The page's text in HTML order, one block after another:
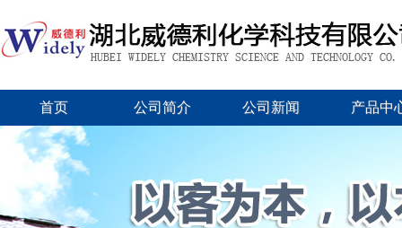
首页 公司简介 公司新闻 产品中